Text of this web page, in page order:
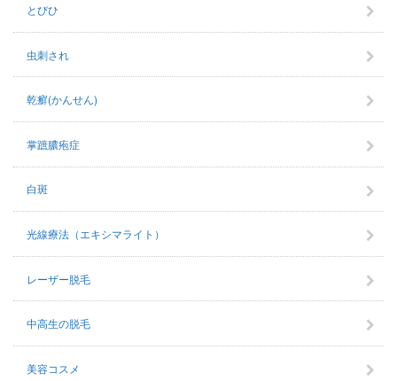
とびひ
虫刺され
乾癬(かんせん)
掌蹠膿疱症
白斑
光線療法（エキシマライト）
レーザー脱毛
中高生の脱毛
美容コスメ